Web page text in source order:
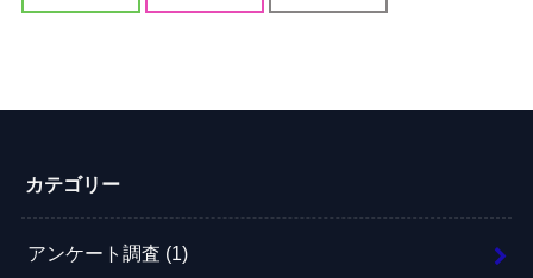
カテゴリー
アンケート調査 (1)